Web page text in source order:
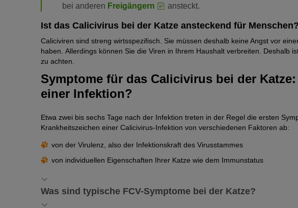
bei anderen Freigängern ansteckt.
Ist das Calicivirus bei der Katze ansteckend für Menschen?
Caliciviren sind streng wirtsspezifisch. Sie müssen deshalb keine Angst vor
haben. Allerdings können Sie die Viren in Ihrem Haushalt verbreiten. Deshalb
zu achten.
Symptome für das Calicivirus bei der
einer Infektion?
Etwa zwei bis sechs Tage nach der Infektion treten in der Regel die ersten
Krankheitszeichen einer Calicivirus-Infektion von verschiedenen Faktoren ab:
von der Virulenz, also der Infektionskraft des Virusstammes
von individuellen Eigenschaften Ihrer Katze wie dem Immunstatus
Was sind typische FCV-Symptome bei der Katze?